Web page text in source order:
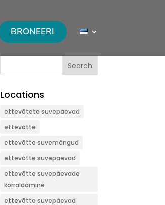
BRONEERI
Search
Locations
ettevõtete suvepäevad
ettevõtte
ettevõtte suvemängud
ettevõtte suvepäevad
ettevõtte suvepäevade
korraldamine
ettevõtte suvepäevad